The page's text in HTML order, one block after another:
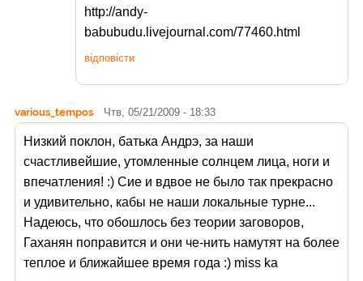
http://andy-
babubudu.livejournal.com/77460.html
відповісти
various_tempos Чтв, 05/21/2009 - 18:33
Низкий поклон, батька Андрэ, за наши
счастливейшие, утомленные солнцем лица, ноги и
впечатления! :) Сие и вдвое не было так прекрасно
и удивительно, кабы не наши локальные турне...
Надеюсь, что обошлось без теории заговоров,
Гаханян поправится и они че-нить намутят на более
теплое и ближайшее время года :) miss ka